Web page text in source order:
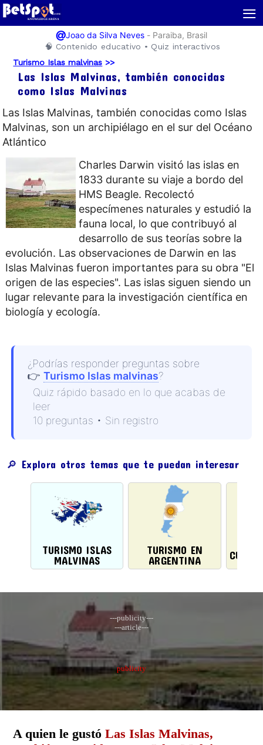
≡
@Joao da Silva Neves - Paraiba, Brasil
🧠 Contenido educativo • Quiz interactivos
Turismo Islas malvinas >>
Las Islas Malvinas, también conocidas
como Islas Malvinas
Las Islas Malvinas, también conocidas como Islas
Malvinas, son un archipiélago en el sur del Océano
Atlántico
Charles Darwin visitó las islas en
1833 durante su viaje a bordo del
HMS Beagle. Recolectó
especímenes naturales y estudió la
fauna local, lo que contribuyó al
desarrollo de sus teorías sobre la
evolución. Las observaciones de Darwin en las
Islas Malvinas fueron importantes para su obra "El
origen de las especies". Las islas siguen siendo un
lugar relevante para la investigación científica en
biología y ecología.
¿Podrías responder preguntas sobre
👉 Turismo Islas malvinas?
Quiz rápido basado en lo que acabas de
leer
10 preguntas • Sin registro
🔎 Explora otros temas que te puedan interesar
TURISMO ISLAS
MALVINAS
TURISMO EN
ARGENTINA
---publicity---
---article---
publicity
A quien le gustóLas Islas Malvinas,